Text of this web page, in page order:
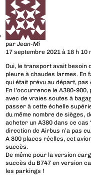
parJean-Mi
17 septembre 2021 à 18 h 10
Oui, le transport avait besoin
pleure à chaudes larmes. En
qui était prévu au départ, pas
En l’occurrence le A380-
avec de vraies soutes à
passer à cette échelle
du même nombre de sièges,
acheter un A380 dans ce cas
direction de Airbus n’a pas
A 800 places réelles, cet
succès.
De même pour la version
succès du B747 en version
les parkings !